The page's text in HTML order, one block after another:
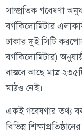
সাম্প্রতিক গবেষণা
বর্গকিলোমিটার
ঢাকার দুই সিটি
বর্গকিলোমিটার)
বাস্তবে আছে মাত্র
মাঠও নেই।
একই গবেষণার তথ্য
বিভিন্ন